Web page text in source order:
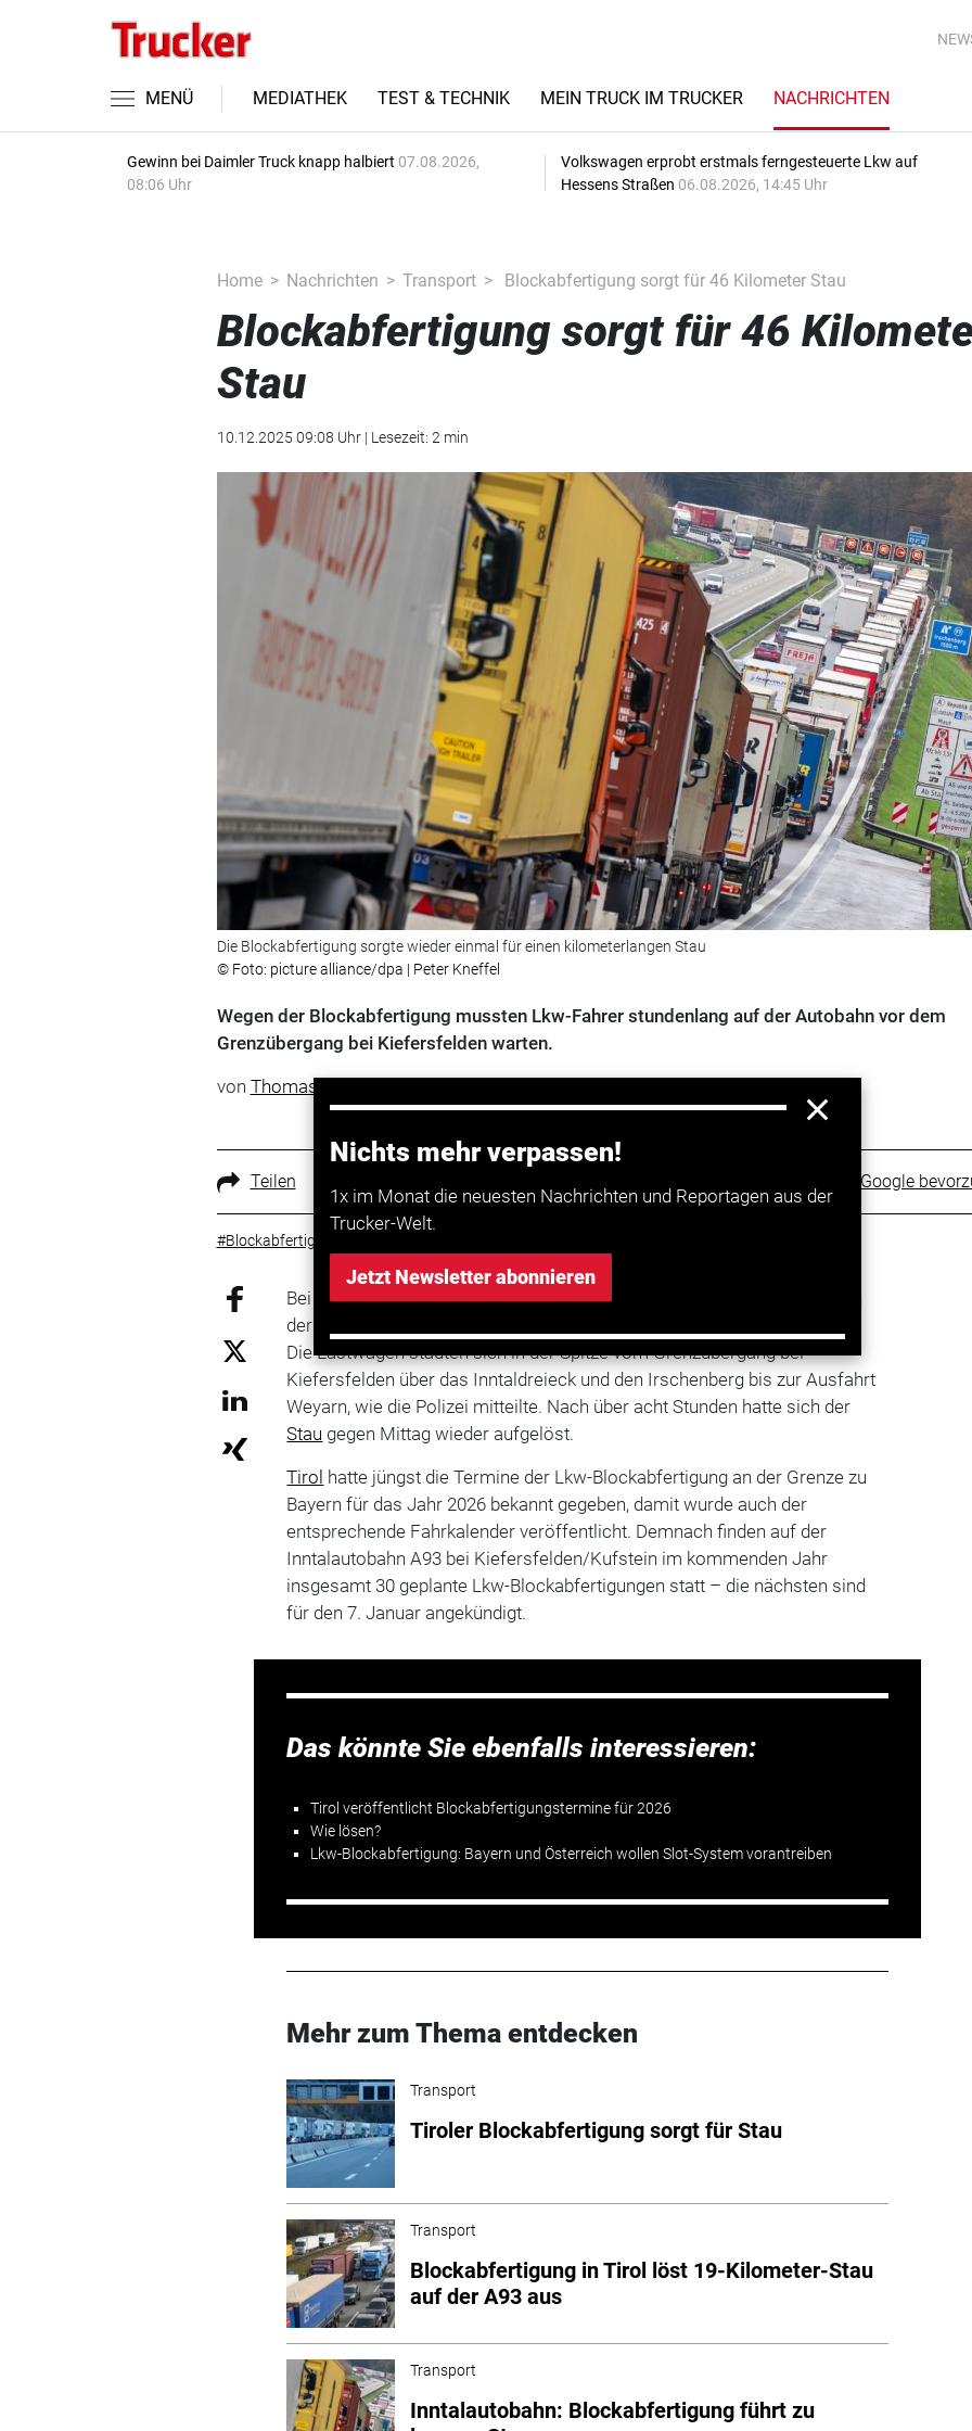
MENÜ MEDIATHEK TEST & TECHNIK MEIN TRUCK IM TRUCKER NACHRICHTEN
Gewinn bei Daimler Truck knapp halbiert 07.08.2026,
08:06 Uhr
Volkswagen erprobt erstmals ferngesteuerte Lkw auf
Hessens Straßen 06.08.2026, 14:45 Uhr
Home Nachrichten Transport Blockabfertigung sorgt für 46 Kilometer Stau
Blockabfertigung sorgt für 46
Stau
10.12.2025 09:08 Uhr | Lesezeit: 2 min
Die Blockabfertigung sorgte wieder einmal für einen kilometerlangen Stau
© Foto: picture alliance/dpa | Peter Kneffel
Wegen der Blockabfertigung mussten Lkw-Fahrer stundenlang auf der Autobahn vor dem
Grenzübergang bei Kiefersfelden warten.
von Thomas Burgert
Teilen Trucker bei Google
#Blockabfertigung
Nichts mehr verpassen!
1x im Monat die neuesten Nachrichten und Reportagen aus der
Trucker-Welt.
Jetzt Newsletter abonnieren
Bei Blockabfertigungen auf der österreichischen Inntalautobahn hat sich
der Verkehr in
Die Lastwagen stauten sich in der Spitze vom Grenzübergang bei
Kiefersfelden über das Inntaldreieck und den Irschenberg bis zur Ausfahrt
Weyarn, wie die Polizei mitteilte. Nach über acht Stunden hatte sich der
Stau gegen Mittag wieder aufgelöst.
Tirol hatte jüngst die Termine der Lkw-Blockabfertigung an der Grenze zu
Bayern für das Jahr 2026 bekannt gegeben, damit wurde auch der
entsprechende Fahrkalender veröffentlicht. Demnach finden auf der
Inntalautobahn A93 bei Kiefersfelden/Kufstein im kommenden Jahr
insgesamt 30 geplante Lkw-Blockabfertigungen statt – die nächsten sind
für den 7. Januar angekündigt.
Das könnte Sie ebenfalls interessieren:
Tirol veröffentlicht Blockabfertigungstermine für 2026
Wie lösen?
Lkw-Blockabfertigung: Bayern und Österreich wollen Slot-System vorantreiben
Mehr zum Thema entdecken
Transport
Tiroler Blockabfertigung sorgt für Stau
Transport
Blockabfertigung in Tirol löst 19-Kilometer-Stau
auf der A93 aus
Transport
Inntalautobahn: Blockabfertigung führt zu